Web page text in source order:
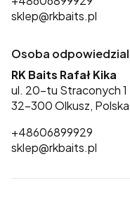
sklep@rkbaits.pl
Osoba
RK Baits Rafał Kika
ul. 20-tu Straconych 1
32-300 Olkusz, Polska
+48606899929
sklep@rkbaits.pl